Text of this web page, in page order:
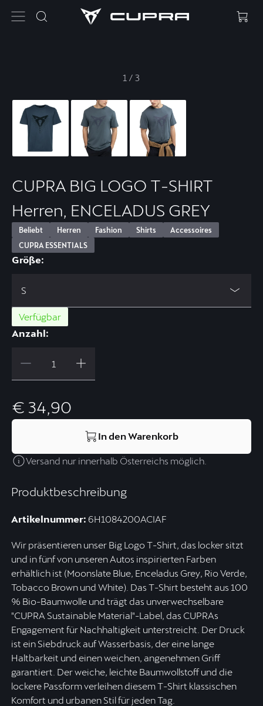
1 / 3
Produktbeschreibung
Artikelnummer: 6H1084200ACIAF
Wir präsentieren unser Big Logo T-Shirt, das locker sitzt
und in fünf von unseren Autos inspirierten Farben
erhältlich ist (Moonslate Blue, Enceladus Grey, Rio Verde,
Tobacco Brown und White). Das T-Shirt besteht aus 100
% Bio-Baumwolle und trägt das unverwechselbare
"CUPRA Sustainable Material"-Label, das CUPRAs
Engagement für Nachhaltigkeit unterstreicht. Der Druck
ist ein Siebdruck auf Wasserbasis, der eine lange
Haltbarkeit und einen weichen, angenehmen Griff
garantiert. Der weiche, leichte Baumwollstoff und die
lockere Passform verleihen diesem T-Shirt klassischen
Komfort und urbanen Stil für jeden Tag.
CUPRA BIG LOGO T-SHIRT
Herren, ENCELADUS GREY
Beliebt Herren Fashion Shirts
Accessoires
CUPRA ESSENTIALS
Größe:
S
Verfügbar
Anzahl:
€ 34,90
In den Warenkorb
Versand nur innerhalb Österreichs möglich.